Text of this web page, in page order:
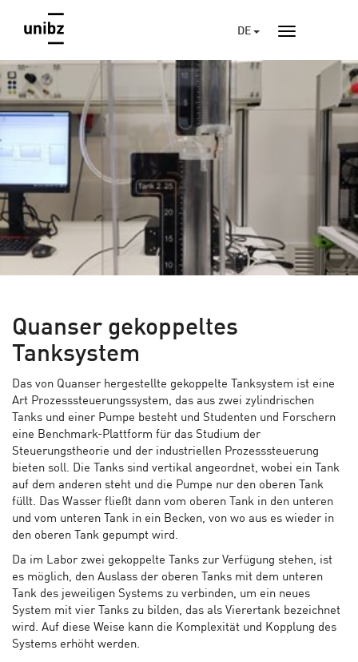
DE
Quanser gekoppeltes
Tanksystem
Das von Quanser hergestellte gekoppelte Tanksystem ist eine
Art Prozesssteuerungssystem, das aus zwei zylindrischen
Tanks und einer Pumpe besteht und Studenten und Forschern
eine Benchmark-Plattform für das Studium der
Steuerungstheorie und der industriellen Prozesssteuerung
bieten soll. Die Tanks sind vertikal angeordnet, wobei ein Tank
auf dem anderen steht und die Pumpe nur den oberen Tank
füllt. Das Wasser fließt dann vom oberen Tank in den unteren
und vom unteren Tank in ein Becken, von wo aus es wieder in
den oberen Tank gepumpt wird.
Da im Labor zwei gekoppelte Tanks zur Verfügung stehen, ist
es möglich, den Auslass der oberen Tanks mit dem unteren
Tank des jeweiligen Systems zu verbinden, um ein neues
System mit vier Tanks zu bilden, das als Vierertank bezeichnet
wird. Auf diese Weise kann die Komplexität und Kopplung des
Systems erhöht werden.